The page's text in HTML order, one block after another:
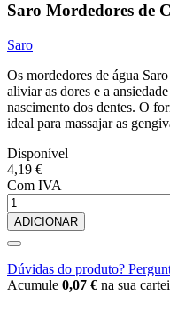
Saro Mordedores de
Saro
Os mordedores de água
aliviar as dores e a
nascimento dos dentes. O
ideal para massajar as
Disponível
4,19 €
Com IVA
ADICIONAR
Dúvidas do produto?
Acumule 0,07 € na sua